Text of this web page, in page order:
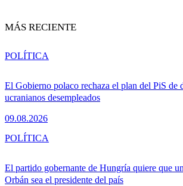
MÁS RECIENTE
El Gobierno polaco rechaza el plan del PiS de
ucranianos desempleados
09.08.2026
POLÍTICA
El partido gobernante de Hungría quiere que
Orbán sea el presidente del país
POLÍTICA